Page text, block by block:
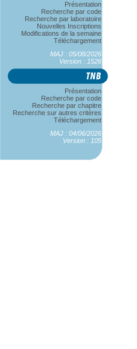
Présentation
Recherche par code
Recherche par laboratoire
Nouvelles Inscriptions
Modifications de la semaine
Téléchargement
MAJ : 05/08/2026
Version : 1526
Présentation
Recherche par code
Recherche par chapitre
Recherche sur autres critères
Téléchargement
MAJ : 04/06/2026
Version : 105